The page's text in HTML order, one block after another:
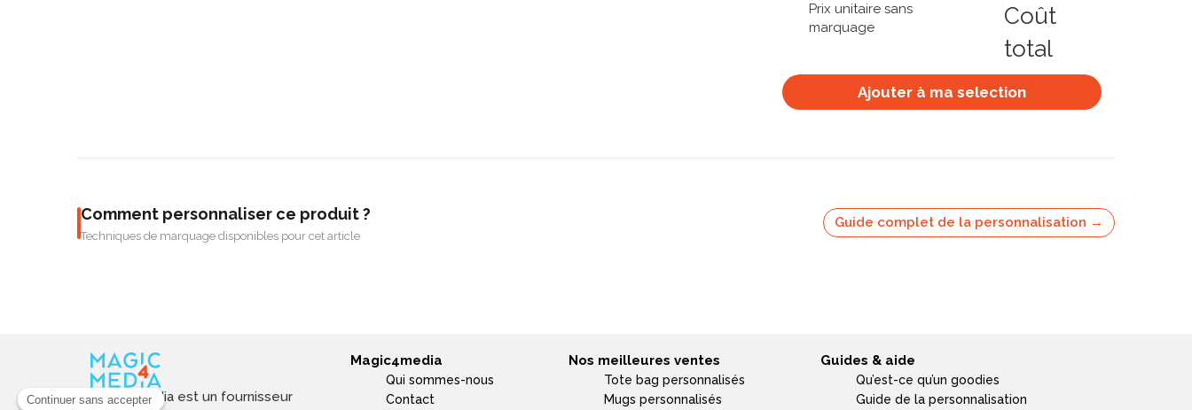
Prix unitaire sans
marquage
Coût
total
Ajouter à ma selection
Comment personnaliser ce produit ?
Techniques de marquage disponibles pour cet article
Guide complet de la personnalisation →
Magic4media est un fournisseur
Magic4media
Qui sommes-nous
Contact
Nos meilleures ventes
Tote bag personnalisés
Mugs personnalisés
Guides & aide
Qu’est-ce qu’un goodies
Guide de la personnalisation